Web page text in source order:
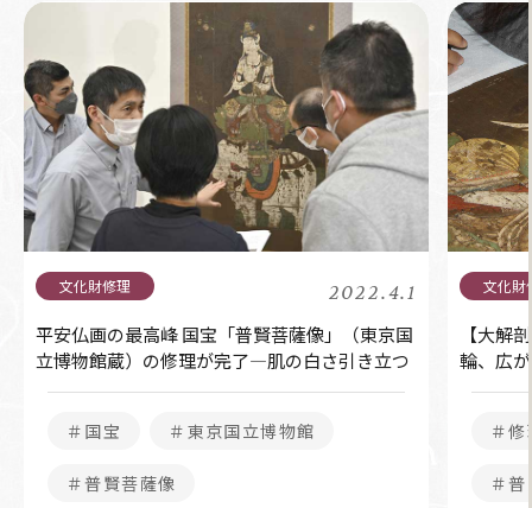
2022.4.1
平安仏画の最高峰 国宝「普賢菩薩像」（東京国
立博物館蔵）の修理が完了―肌の白さ引き立つ
＃国宝 ＃東京国立博物館
＃普賢菩薩像
【大解
輪、広
＃修
＃